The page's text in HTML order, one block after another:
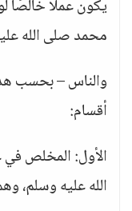
يكون عملًا خالصًا
محمد صلى الله
والناس – بحسب
أقسام:
الأول: المخلص في
الله عليه وسلم،